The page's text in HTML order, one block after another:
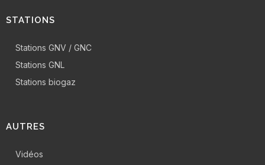
STATIONS
Stations GNV / GNC
Stations GNL
Stations biogaz
AUTRES
Vidéos